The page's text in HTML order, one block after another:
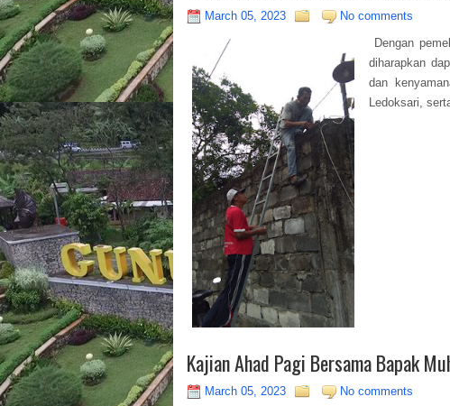
March 05, 2023
No comments
Dengan
diharapkan
dan
Ledoksari,
Kajian Ahad Pagi Bersama Bapak
March 05, 2023
No comments